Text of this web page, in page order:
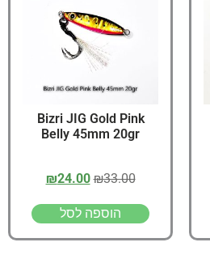
Bizri JIG Gold Pink
Belly 45mm 20gr
₪33.00
₪24.00
הוספה לסל